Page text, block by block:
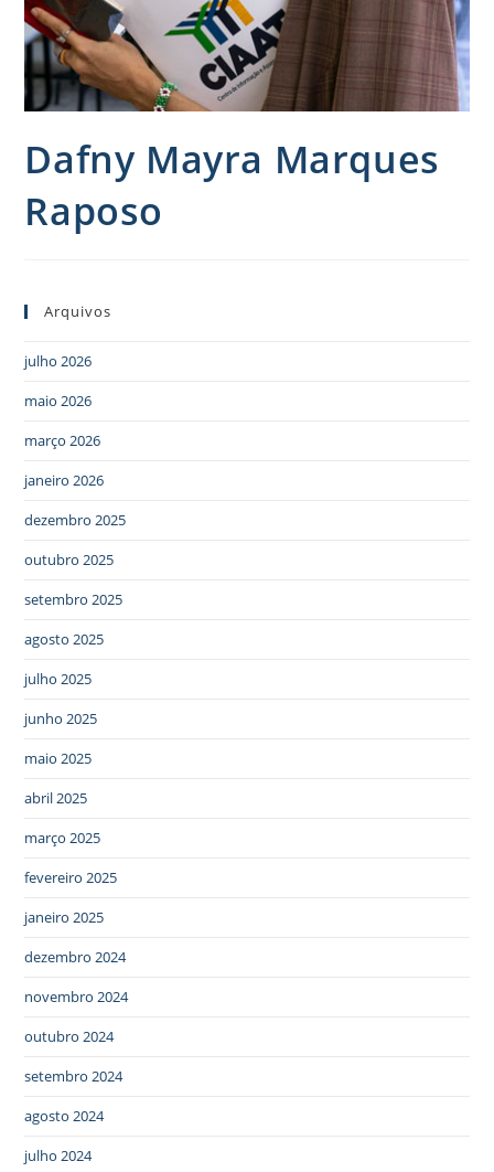
Dafny Mayra Marques
Raposo
Arquivos
julho 2026
maio 2026
março 2026
janeiro 2026
dezembro 2025
outubro 2025
setembro 2025
agosto 2025
julho 2025
junho 2025
maio 2025
abril 2025
março 2025
fevereiro 2025
janeiro 2025
dezembro 2024
novembro 2024
outubro 2024
setembro 2024
agosto 2024
julho 2024